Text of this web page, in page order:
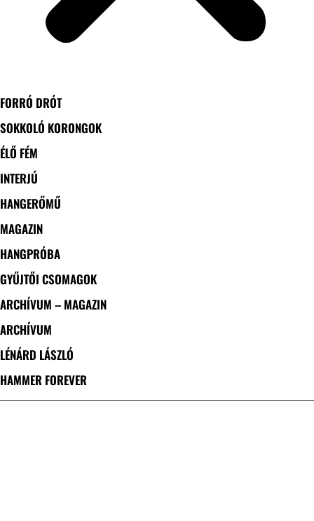
FORRÓ DRÓT
SOKKOLÓ KORONGOK
ÉLŐ FÉM
INTERJÚ
HANGERŐMŰ
MAGAZIN
HANGPRÓBA
GYŰJTŐI CSOMAGOK
ARCHÍVUM – MAGAZIN
ARCHÍVUM
LÉNÁRD LÁSZLÓ
HAMMER FOREVER